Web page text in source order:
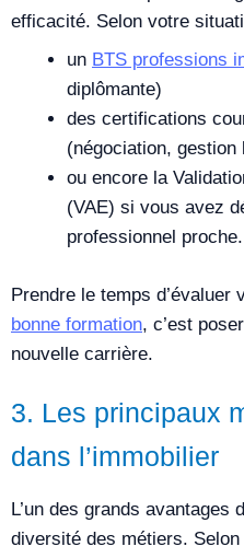
efficacité. Selon votre
un BTS professions
diplômante)
des certifications
(négociation,
ou encore la
(VAE) si vous avez
professionnel proche.
Prendre le temps d’évaluer
bonne formation, c’est
nouvelle carrière.
3. Les principaux
dans l’immobilier
L’un des grands avantages
diversité des métiers.